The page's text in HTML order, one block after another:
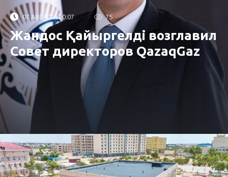
07 АВГУСТА 20:07 75
Жандос Қайыргелді возглавил
Совет директоров QazaqGaz